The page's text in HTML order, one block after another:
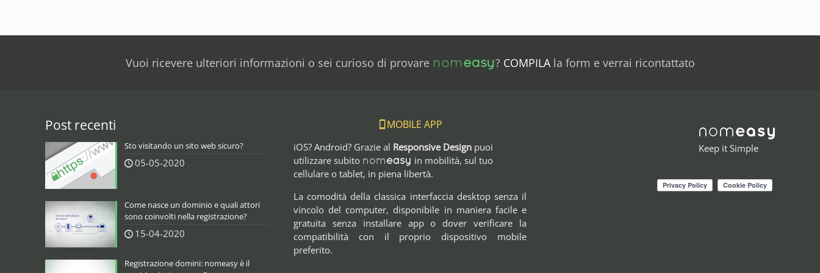
Vuoi ricevere ulteriori informazioni o sei curioso di provare nomeasy? COMPILAla form e verrai ricontattato
Post recenti
Sto visitando un sito web sicuro?
05-05-2020
Come nasce un dominio e quali attori
sono coinvolti nella registrazione?
15-04-2020
Registrazione domini: nomeasy è il
MOBILE APP
iOS? Android? Grazie al Responsive Designpuoi
utilizzare subito nomeasy in mobilità, sul tuo
cellulare o tablet, in piena libertà.
La comodità della classica interfaccia desktop senza il
vincolo del computer, disponibile in maniera facile e
gratuita senza installare app o dover verificare la
compatibilità con il proprio dispositivo mobile
preferito.
Keep it Simple